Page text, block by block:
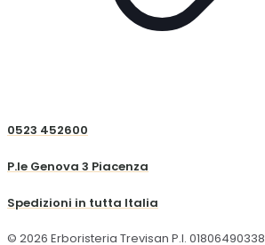
0523 452600
P.le Genova 3 Piacenza
Spedizioni in tutta Italia
© 2026 Erboristeria Trevisan P.I. 01806490338